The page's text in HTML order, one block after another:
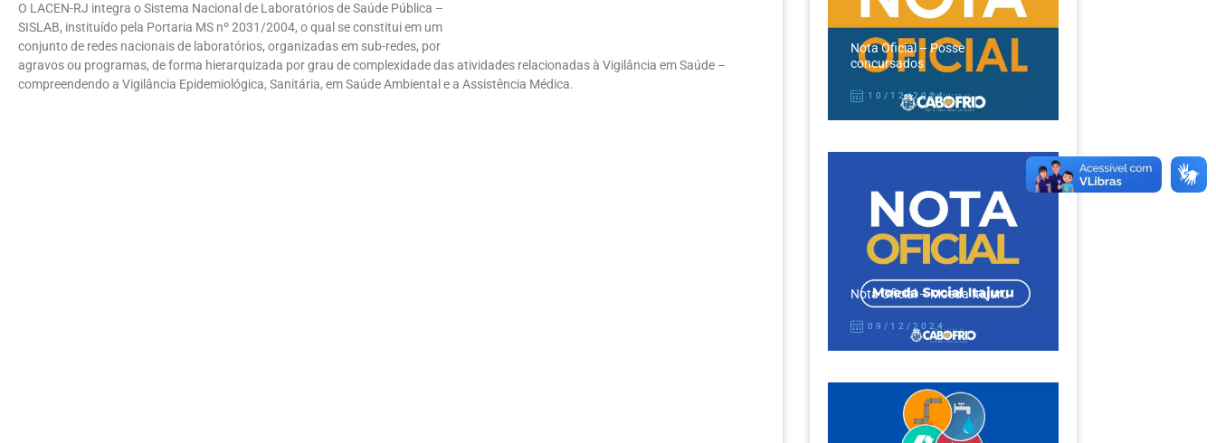
O LACEN-RJ integra o Sistema Nacional de Laboratórios de Saúde Pública –
SISLAB, instituído pela Portaria MS nº 2031/2004, o qual se constitui em um
conjunto de redes nacionais de laboratórios, organizadas em sub-redes, por
agravos ou programas, de forma hierarquizada por grau de complexidade das atividades relacionadas à Vigilância em Saúde –
compreendendo a Vigilância Epidemiológica, Sanitária, em Saúde Ambiental e a Assistência Médica.
Nota Oficial – Posse
concursados
10/12/2024
Nota Oficial – Moeda Itajuru
09/12/2024